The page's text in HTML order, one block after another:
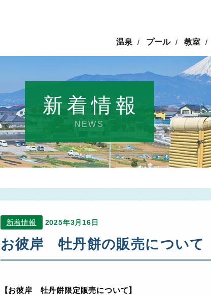
温泉 / プール / 教室 /
新着情報
NEWS
新着情報 2025年3月16日
お彼岸 牡丹餅の販売について
【お彼岸 牡丹餅限定販売について】